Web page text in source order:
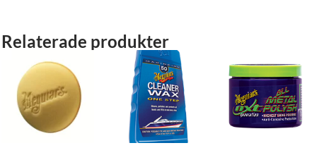
Relaterade produkter